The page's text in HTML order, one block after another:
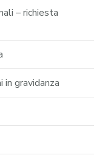
– richiesta
gravidanza